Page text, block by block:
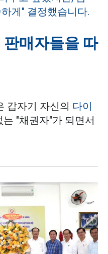
매자들을 따
갑자기 자신의 다이
"채권자"가 되면서